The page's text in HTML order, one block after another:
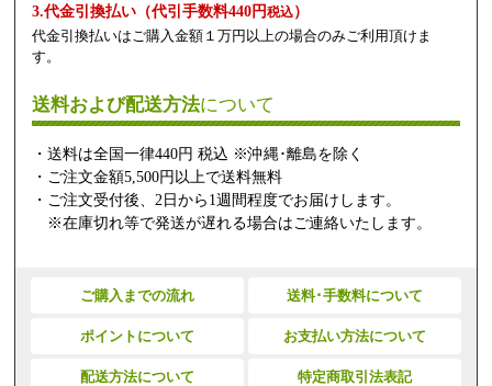
3.代金引換払い（代引手数料440円税込）
代金引換払いはご購入金額１万円以上の場合のみご利用頂けま
す。
送料および配送方法について
・送料は全国一律440円 税込 ※沖縄･離島を除く
・ご注文金額5,500円以上で送料無料
・ご注文受付後、2日から1週間程度でお届けします。
※在庫切れ等で発送が遅れる場合はご連絡いたします。
ご購入までの流れ 送料･手数料について
ポイントについて お支払い方法について
配送方法について 特定商取引法表記